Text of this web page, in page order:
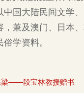
国大陆民间文学
兼及澳门、日本
学资料。
梁——段宝林教授赠书